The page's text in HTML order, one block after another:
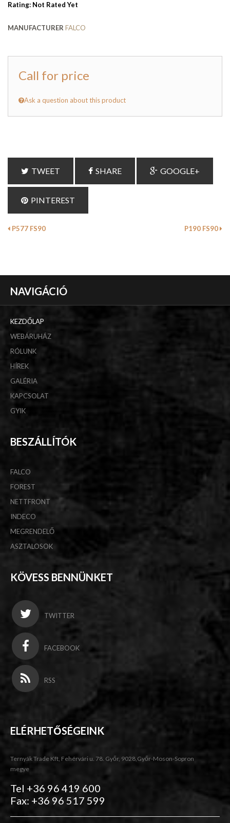
Rating: Not Rated Yet
MANUFACTURERFALCO
Call for price
Ask a question about this product
TWEET SHARE GOOGLE+
PINTEREST
P577 FS90 P190 FS90
NAVIGÁCIÓ
KEZDŐLAP
WEBÁRUHÁZ
RÓLUNK
HÍREK
GALÉRIA
KAPCSOLAT
GYIK
BESZÁLLÍTÓK
FALCO
FOREST
NETTFRONT
INDECO
MEGRENDELŐ
ASZTALOSOK
KÖVESS BENNÜNKET
TWITTER
FACEBOOK
RSS
ELÉRHETŐSÉGEINK
Ternyák Trade Kft, Fehérvári u. 78. Győr, 9028,Győr-Moson-Sopron
megye
Tel +36 96 419 600
Fax: +36 96 517 599